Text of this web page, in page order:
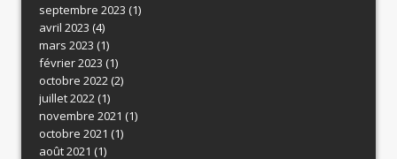
septembre 2023 (1)
avril 2023 (4)
mars 2023 (1)
février 2023 (1)
octobre 2022 (2)
juillet 2022 (1)
novembre 2021 (1)
octobre 2021 (1)
août 2021 (1)